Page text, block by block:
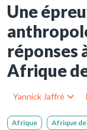
Une
réponses
Afrique
Yannick Jaffré
Afrique Afrique